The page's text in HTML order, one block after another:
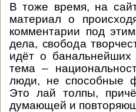
В тоже время, на
материал о
комментарии под
дела, свобода
идёт о банальнейших
тема –
люди, не способные
Это лай толпы,
думающей и